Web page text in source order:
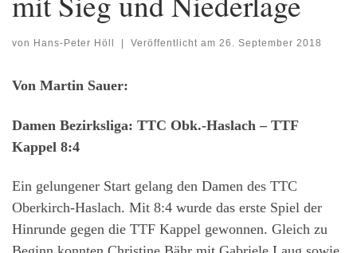
von Hans-Peter Höll Veröffentlicht am 26. September 2018
Von Martin Sauer:
Damen Bezirksliga: TTC Obk.-Haslach – TTF
Kappel 8:4
Ein gelungener Start gelang den Damen des TTC
Oberkirch-Haslach. Mit 8:4 wurde das erste Spiel der
Hinrunde gegen die TTF Kappel gewonnen. Gleich zu